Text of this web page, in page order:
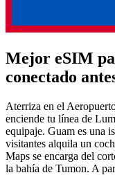
Mejor eSIM
conectado
Aterriza en el
enciende tu línea de
equipaje. Guam es una
visitantes alquila un
Maps se encarga del
la bahía de Tumon. A